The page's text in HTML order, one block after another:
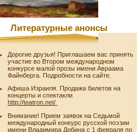
Литературные анонсы
Дорогие друзья! Приглашаем вас принять
участие во Втором международном
конкурсе малой прозы имени Авраама
Файнберга. Подробности на сайте.
Афиша Израиля. Продажа билетов на
концерты и спектакли
http://teatron.net/
Внимание! Прием заявок на Седьмой
международный конкурс русской поэзии
имени Владимира Добина с 1 февраля по